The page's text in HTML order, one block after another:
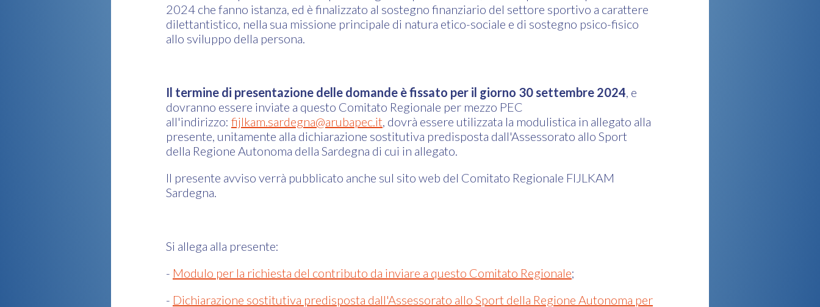
2024 che fanno istanza, ed è finalizzato al sostegno finanziario del settore sportivo a carattere
dilettantistico, nella sua missione principale di natura etico-sociale e di sostegno psico-fisico
allo sviluppo della persona.
Il termine di presentazione delle domande è fissato per il giorno 30 settembre 2024, e
dovranno essere inviate a questo Comitato Regionale per mezzo PEC
all'indirizzo: fijlkam.sardegna@arubapec.it, dovrà essere utilizzata la modulistica in allegato alla
presente, unitamente alla dichiarazione sostitutiva predisposta dall'Assessorato allo Sport
della Regione Autonoma della Sardegna di cui in allegato.
Il presente avviso verrà pubblicato anche sul sito web del Comitato Regionale FIJLKAM
Sardegna.
Si allega alla presente:
- Modulo per la richiesta del contributo da inviare a questo Comitato Regionale;
- Dichiarazione sostitutiva predisposta dall'Assessorato allo Sport della Regione Autonoma per